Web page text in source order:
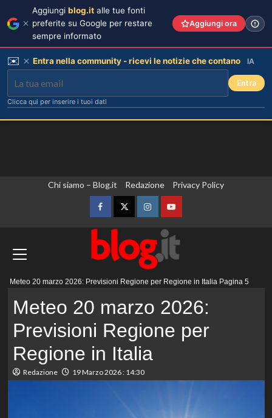
Chi siamo – Blog.it Redazione Privacy Policy
FacebookTwitterInstagramYouTube
Meteo 20 marzo 2026: Previsioni Regione per Regione in Italia Pagina 5
Meteo 20 marzo 2026:
Previsioni Regione per
Regione in Italia
Redazione 19 Marzo 2026 : 14:30
Aggiungi blog.it alle tue fonti
preferite su Google per restare
sempre informato
Aggiungi ora
✉️ Entra nella community - ricevi le notizie che contano IA
Entra
Clicca qui per inserire i tuoi dati